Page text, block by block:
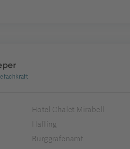
Hotel Chalet Mirabell
Hafling
Burggrafenamt